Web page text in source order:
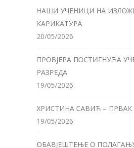
НАШИ УЧЕНИЦИ НА
КАРИКАТУРА
20/05/2026
ПРОВЈЕРА ПОСТИГНУЋА
РАЗРЕДА
19/05/2026
ХРИСТИНА САВИЋ – ПРВАК
19/05/2026
ОБАВЈЕШТЕЊЕ О